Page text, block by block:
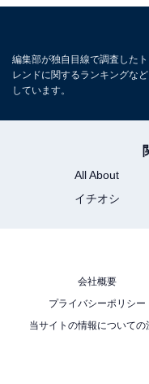
編集部が独自目線で調査した
レンドに関するランキングな
しています。
All About
イチオシ
会社概要
プライバシーポリシー
当サイトの情報についての